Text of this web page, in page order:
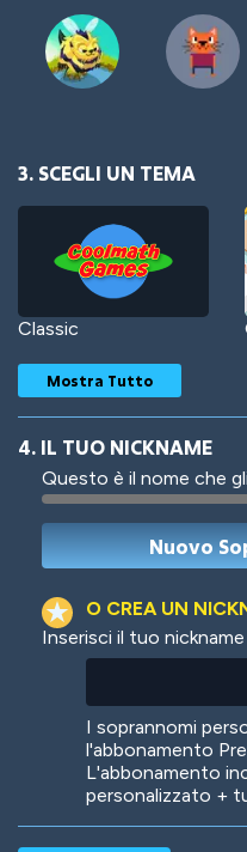
3. SCEGLI UN TEMA
Classic
Woof
Mostra Tutto
4. IL TUO NICKNAME
Questo è il nome che
O CREA UN
Inserisci il tuo
I soprannomi
l'abbonamento
L'abbonamento
personalizzato +